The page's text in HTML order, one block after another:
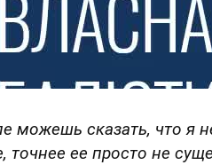
можешь сказать, что я
точнее ее просто не